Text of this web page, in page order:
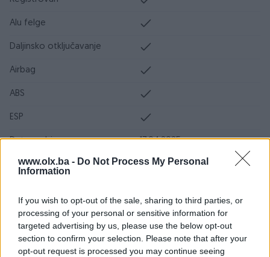
www.olx.ba - Do Not Process My Personal
Information
If you wish to opt-out of the sale, sharing to third parties, or
processing of your personal or sensitive information for
targeted advertising by us, please use the below opt-out
section to confirm your selection. Please note that after your
opt-out request is processed you may continue seeing
Alu felge
Daljinsko otključavanje
Airbag
ABS
ESP
Datum objave 17.04.2025
Oprema
Klimatizacija Dvozonska
Parking senzori Naprijed i nazad
Parking kamera Kamera 360